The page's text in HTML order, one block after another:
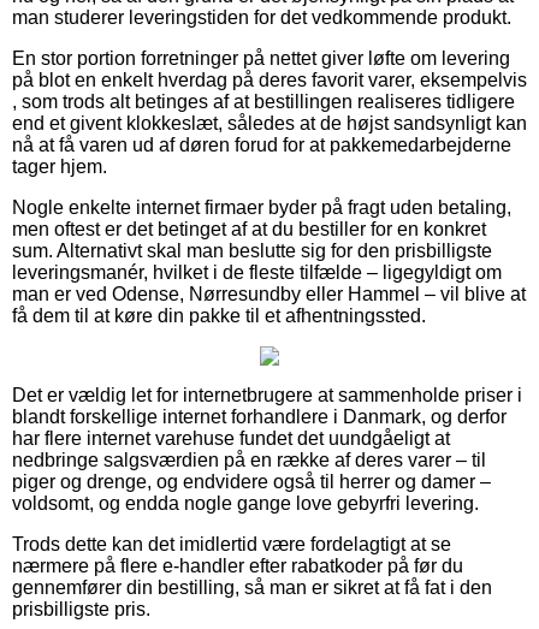
man studerer leveringstiden for det vedkommende produkt.
En stor portion forretninger på nettet giver løfte om levering
på blot en enkelt hverdag på deres favorit varer, eksempelvis
, som trods alt betinges af at bestillingen realiseres tidligere
end et givent klokkeslæt, således at de højst sandsynligt kan
nå at få varen ud af døren forud for at pakkemedarbejderne
tager hjem.
Nogle enkelte internet firmaer byder på fragt uden betaling,
men oftest er det betinget af at du bestiller for en konkret
sum. Alternativt skal man beslutte sig for den prisbilligste
leveringsmanér, hvilket i de fleste tilfælde – ligegyldigt om
man er ved Odense, Nørresundby eller Hammel – vil blive at
få dem til at køre din pakke til et afhentningssted.
Det er vældig let for internetbrugere at sammenholde priser i
blandt forskellige internet forhandlere i Danmark, og derfor
har flere internet varehuse fundet det uundgåeligt at
nedbringe salgsværdien på en række af deres varer – til
piger og drenge, og endvidere også til herrer og damer –
voldsomt, og endda nogle gange love gebyrfri levering.
Trods dette kan det imidlertid være fordelagtigt at se
nærmere på flere e-handler efter rabatkoder på før du
gennemfører din bestilling, så man er sikret at få fat i den
prisbilligste pris.